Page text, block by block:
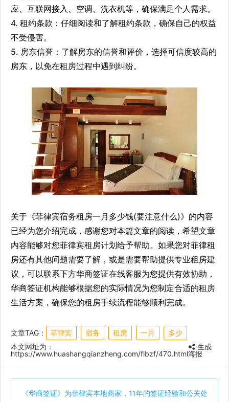
应、互联网接入、空调、洗衣机等，确保满足个人需求。
4. 租约条款：仔细阅读和了解租约条款，确保自己的权益
不受侵害。
5. 房东信誉：了解房东的信誉和评价，选择可信度较高的
房东，以免在租房过程中遇到纠纷。
关于《菲律宾宿务租房一月多少钱(要注意什么)》的内容
已经为您介绍完成，感谢您对本篇文章的阅读，希望文章
内容能够对您菲律宾租房计划给予帮助。如果您对菲律租
房还有其他问题需要了解，或是需要帮助提供专业租房建
议，可以联系下方华商签证在线客服为您提供有效协助，
华商签证机构能够根据您的实际情况为您制定合适的租房
生活方案，确保您的租房手续流程能够顺利完成。
文章TAG： 菲律宾 宿务 租房 一月
多少
本文网址为：
https://www.huashangqianzheng.com/flbzf/470.html
生成
海报
《华商签证》为菲律宾本地商家，11年的签证经验和公关处